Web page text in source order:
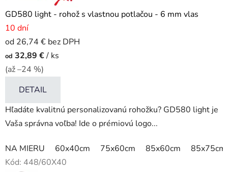
GD580 light - rohož s vlastnou potlačou - 6 mm vlas
10 dní
od 26,74 € bez DPH
od 32,89 €/ ks
(až –24 %)
DETAIL
Hľadáte kvalitnú personalizovanú rohožku? GD580 light je
Vaša správna voľba! Ide o prémiovú logo...
NA MIERU 60x40cm 75x60cm 85x60cm
85x75cm
Kód: 448/60X40